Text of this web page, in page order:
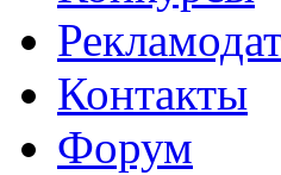
Контакты
Форум